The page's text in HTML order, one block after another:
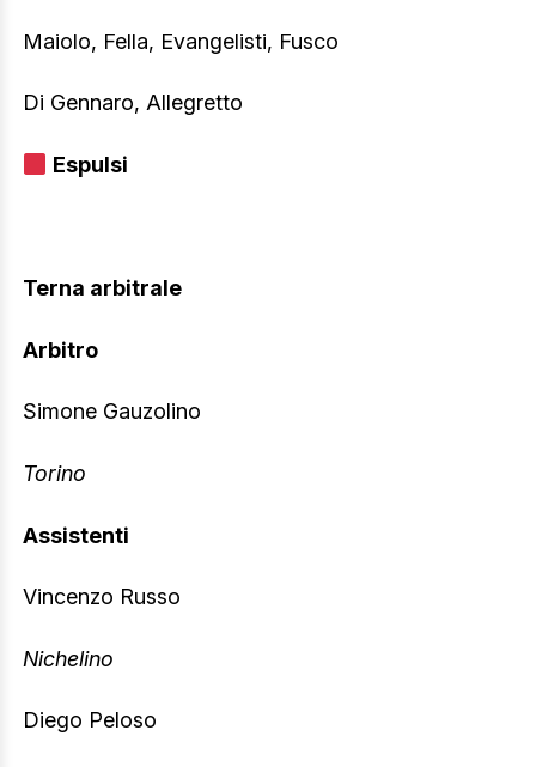
Maiolo, Fella, Evangelisti, Fusco
Di Gennaro, Allegretto
Espulsi
Terna arbitrale
Arbitro
Simone Gauzolino
Torino
Assistenti
Vincenzo Russo
Nichelino
Diego Peloso